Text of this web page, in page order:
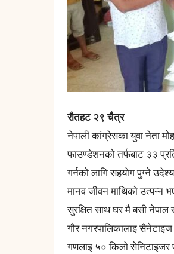
रौतहट २९ चैत्र
नेपाली कांग्रेसका युवा नेता
फाउण्डेशनको तर्फबाट ३३
गर्नको लागि सहयोग पुग्ने
मानव जीवन माथिको उत्पन्न
सुरक्षित साथ घर मै बसी
गौर नगरपालिकालाइ
गणलाइ ५० किलो सेनिटाइजर